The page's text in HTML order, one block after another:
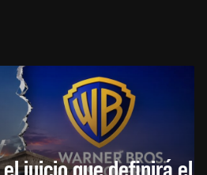
juicio que definirá el